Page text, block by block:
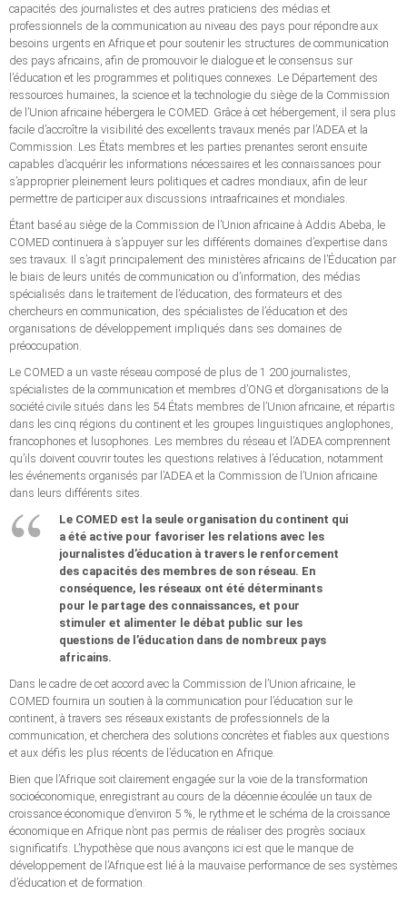
capacités des journalistes et des autres praticiens des médias et
professionnels de la communication au niveau des pays pour répondre aux
besoins urgents en Afrique et pour soutenir les structures de communication
des pays africains, afin de promouvoir le dialogue et le consensus sur
l’éducation et les programmes et politiques connexes. Le Département des
ressources humaines, la science et la technologie du siège de la Commission
de l’Union africaine hébergera le COMED. Grâce à cet hébergement, il sera plus
facile d’accroître la visibilité des excellents travaux menés par l’ADEA et la
Commission. Les États membres et les parties prenantes seront ensuite
capables d’acquérir les informations nécessaires et les connaissances pour
s’approprier pleinement leurs politiques et cadres mondiaux, afin de leur
permettre de participer aux discussions intraafricaines et mondiales.
Étant basé au siège de la Commission de l’Union africaine à Addis Abeba, le
COMED continuera à s’appuyer sur les différents domaines d’expertise dans
ses travaux. Il s’agit principalement des ministères africains de l’Éducation par
le biais de leurs unités de communication ou d’information, des médias
spécialisés dans le traitement de l’éducation, des formateurs et des
chercheurs en communication, des spécialistes de l’éducation et des
organisations de développement impliqués dans ses domaines de
préoccupation.
Le COMED a un vaste réseau composé de plus de 1 200 journalistes,
spécialistes de la communication et membres d’ONG et d’organisations de la
société civile situés dans les 54 États membres de l’Union africaine, et répartis
dans les cinq régions du continent et les groupes linguistiques anglophones,
francophones et lusophones. Les membres du réseau et l’ADEA comprennent
qu’ils doivent couvrir toutes les questions relatives à l’éducation, notamment
les événements organisés par l’ADEA et la Commission de l’Union africaine
dans leurs différents sites.
Le COMED est la seule organisation du continent qui
a été active pour favoriser les relations avec les
journalistes d’éducation à travers le renforcement
des capacités des membres de son réseau. En
conséquence, les réseaux ont été déterminants
pour le partage des connaissances, et pour
stimuler et alimenter le débat public sur les
questions de l’éducation dans de nombreux pays
africains.
Dans le cadre de cet accord avec la Commission de l’Union africaine, le
COMED fournira un soutien à la communication pour l’éducation sur le
continent, à travers ses réseaux existants de professionnels de la
communication, et cherchera des solutions concrètes et fiables aux questions
et aux défis les plus récents de l’éducation en Afrique.
Bien que l’Afrique soit clairement engagée sur la voie de la transformation
socioéconomique, enregistrant au cours de la décennie écoulée un taux de
croissance économique d’environ 5 %, le rythme et le schéma de la croissance
économique en Afrique n’ont pas permis de réaliser des progrès sociaux
significatifs. L’hypothèse que nous avançons ici est que le manque de
développement de l’Afrique est lié à la mauvaise performance de ses systèmes
d’éducation et de formation.